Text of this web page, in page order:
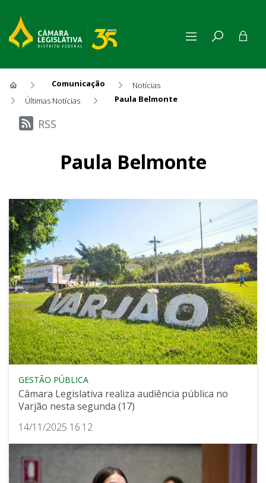
Comunicação
Notícias
Últimas Notícias
Paula Belmonte
Últimas Notícias
RSS
Paula Belmonte
GESTÃO PÚBLICA
Câmara Legislativa realiza audiência pública no
Varjão nesta segunda (17)
14/11/2025 16:12